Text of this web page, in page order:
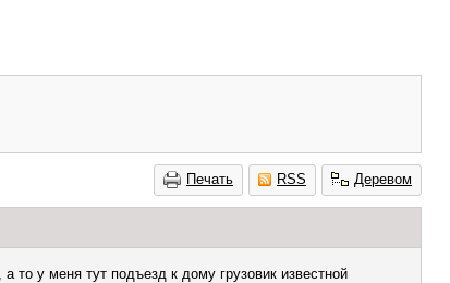
Печать RSS Деревом
то у меня тут подъезд к дому грузовик известной